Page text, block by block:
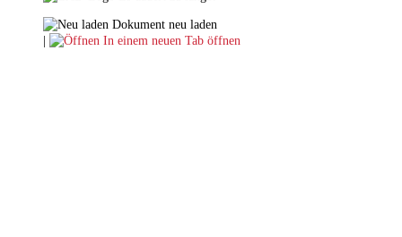
Dokument neu laden
In einem neuen Tab öffnen